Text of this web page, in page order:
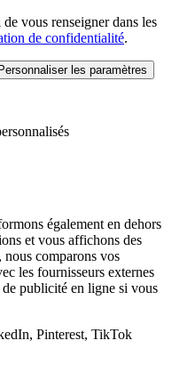
vous renseigner dans les
de confidentialité.
Personnaliser les paramètres
également en dehors
et vous affichons des
comparons vos
les fournisseurs externes
publicité en ligne si vous
Pinterest, TikTok